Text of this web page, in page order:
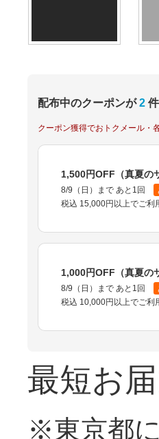
配布中のクーポンが 2
クーポン獲得でおトクメール・
1,500円OFF（真夏の
8/9（日）まで あと1回
税込 15,000円以上でご利
1,000円OFF（真夏の
8/9（日）まで あと1回
税込 10,000円以上でご利
最短お
※東京都